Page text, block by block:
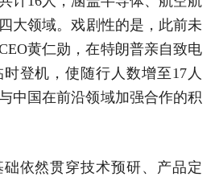
大领域。戏剧性的是，此前未
黄仁勋，在特朗普亲自致电
登机，使随行人数增至17人
国在前沿领域加强合作的积
依然贯穿技术预研、产品定